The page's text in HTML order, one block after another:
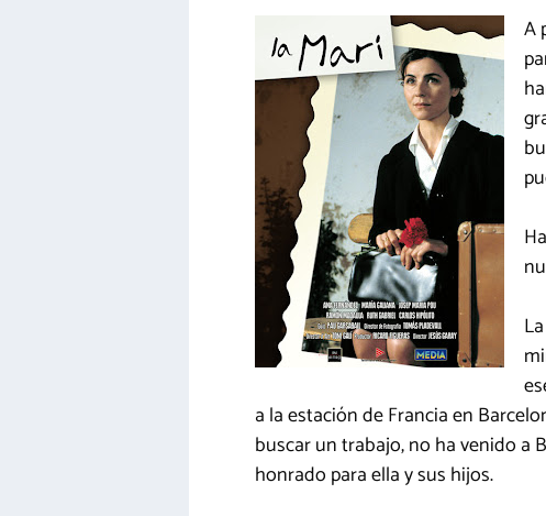
A
a la estación de Francia en
buscar un trabajo, no ha venido a
honrado para ella y sus hijos.